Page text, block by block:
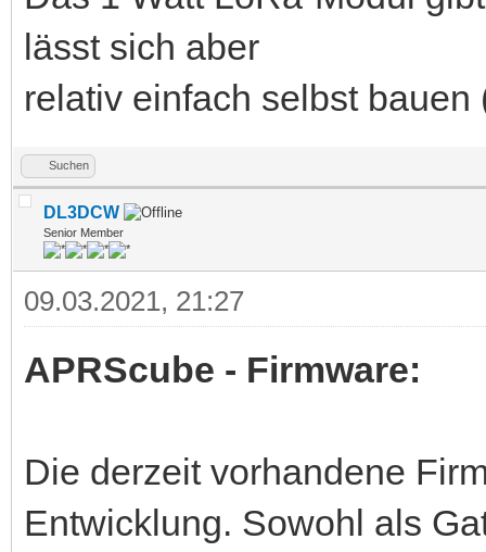
lässt sich aber
relativ einfach selbst bauen
Suchen
DL3DCW
Senior Member
09.03.2021, 21:27
APRScube - Firmware:
Die derzeit vorhandene
Entwicklung. Sowohl als